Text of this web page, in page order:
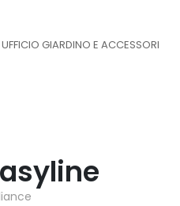
UFFICIO GIARDINO E ACCESSORI